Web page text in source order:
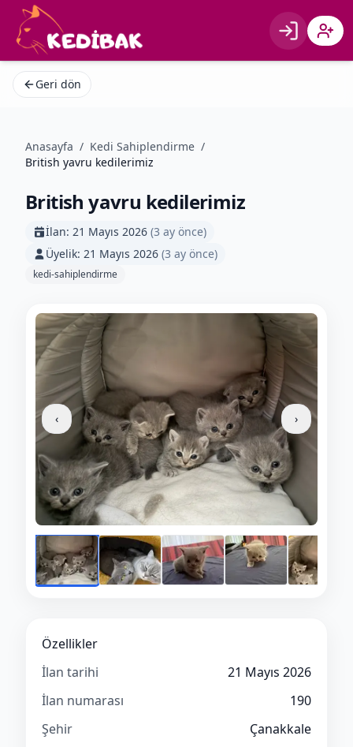
Giriş Kayıt
Geri dön
Anasayfa / Kedi Sahiplendirme /
British yavru kedilerimiz
British yavru kedilerimiz
İlan: 21 Mayıs 2026 (3 ay önce)
Üyelik: 21 Mayıs 2026 (3 ay önce)
kedi-sahiplendirme
‹ ›
Özellikler
İlan tarihi
21 Mayıs 2026
İlan numarası
190
Şehir
Çanakkale